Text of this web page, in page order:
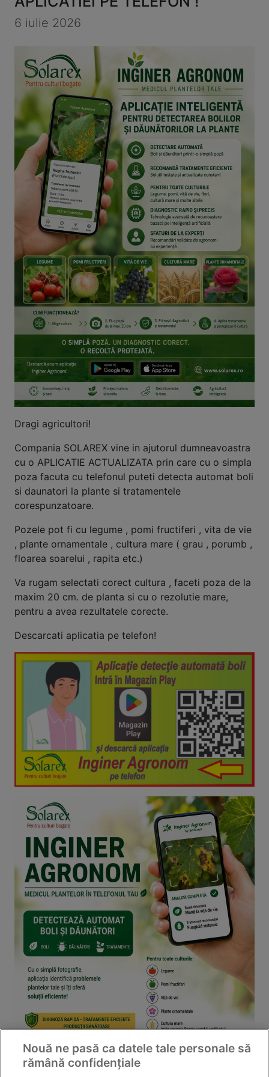
6 iulie 2026
Dragi agricultori!
Compania SOLAREX vine in ajutorul dumneavoastra
cu o APLICATIE ACTUALIZATA prin care cu o simpla
poza facuta cu telefonul puteti detecta automat boli
si daunatori la plante si tratamentele
corespunzatoare.
Pozele pot fi cu legume , pomi fructiferi , vita de vie
, plante ornamentale , cultura mare ( grau , porumb ,
floarea soarelui , rapita etc.)
Va rugam selectati corect cultura , faceti poza de la
maxim 20 cm. de planta si cu o rezolutie mare,
pentru a avea rezultatele corecte.
Descarcati aplicatia pe telefon!
Nouă ne pasă ca datele tale personale să
rămână confidențiale